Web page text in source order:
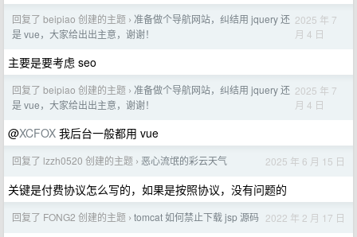
回复了 beipiao 创建的主题 › 准备做个导航网站，纠结用 jquery 还
是 vue，大家给出出主意，谢谢！
2025 年 7
月 4 日
主要是要考虑 seo
回复了 beipiao 创建的主题 › 准备做个导航网站，纠结用 jquery 还
是 vue，大家给出出主意，谢谢！
2025 年 7
月 4 日
@XCFOX 我后台一般都用 vue
回复了 lzzh0520 创建的主题 › 恶心流氓的彩云天气 2025 年 6 月 15 日
关键是付费协议怎么写的，如果是按照协议，没有问题的
回复了 FONG2 创建的主题 › tomcat 如何禁止下载 jsp 源码 2022 年 2 月 17 日